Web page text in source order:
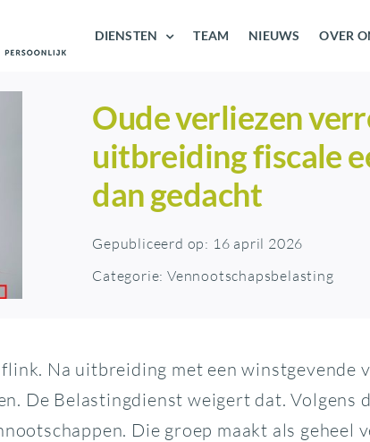
DIENSTEN TEAM NIEUWS OVER
Oude verliezen
uitbreiding fiscale
dan gedacht
Gepubliceerd op: 16 april 2026
Categorie: Vennootschapsbelasting
Na uitbreiding met een winstgevende
De Belastingdienst weigert dat. Volgens
Die groep maakt als geheel